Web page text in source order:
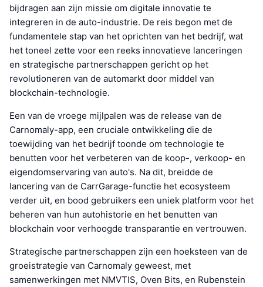
bijdragen aan zijn missie om digitale innovatie te
integreren in de auto-industrie. De reis begon met de
fundamentele stap van het oprichten van het bedrijf, wat
het toneel zette voor een reeks innovatieve lanceringen
en strategische partnerschappen gericht op het
revolutioneren van de automarkt door middel van
blockchain-technologie.
Een van de vroege mijlpalen was de release van de
Carnomaly-app, een cruciale ontwikkeling die de
toewijding van het bedrijf toonde om technologie te
benutten voor het verbeteren van de koop-, verkoop- en
eigendomservaring van auto's. Na dit, breidde de
lancering van de CarrGarage-functie het ecosysteem
verder uit, en bood gebruikers een uniek platform voor het
beheren van hun autohistorie en het benutten van
blockchain voor verhoogde transparantie en vertrouwen.
Strategische partnerschappen zijn een hoeksteen van de
groeistrategie van Carnomaly geweest, met
samenwerkingen met NMVTIS, Oven Bits, en Rubenstein